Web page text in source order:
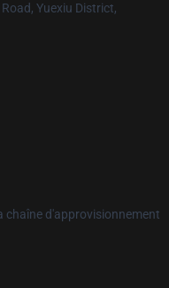
Yuexiu District,
chaîne d'approvisionnement